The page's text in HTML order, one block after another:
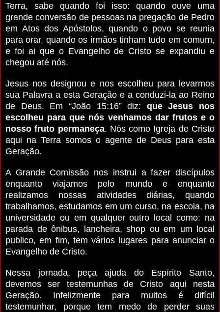
Terra, sabe quando foi isso: quando ouve uma
grande conversão de pessoas na pregação de Pedro
em Atos dos Apóstolos, quando o povo se reunia
para orar, quando os irmãos tinham tudo em comum,
e foi ai que o Evangelho de Cristo se expandiu e
chegou até nós.
Jesus nos designou e nos escolheu para levarmos
sua Palavra a esta Geração e a conduzi-la ao Reino
de Deus. Em “João 15:16” diz: que Jesus nos
escolheu para que nós venhamos dar frutos e o
nosso fruto permaneça. Nós como Igreja de Cristo
aqui na Terra somos o agente de Deus para esta
Geração.
A Grande Comissão nos instrui a fazer discípulos
enquanto viajamos pelo mundo e enquanto
realizamos nossas atividades diárias, quando
trabalhamos, estudamos em um curso, na escola, na
universidade ou em qualquer outro local como: na
parada de ônibus, lancheira, shop ou em um local
publico, em fim, tem vários lugares para anunciar o
Evangelho de Cristo.
Nessa jornada, peça ajuda do Espírito Santo,
devemos ser testemunhas de Cristo aqui nesta
Geração. Infelizmente para muitos é difícil
testemunhar, porque tem medo de perder suas